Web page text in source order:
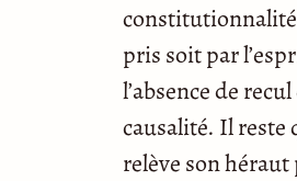
constitutionnalité
pris soit par
l’absence de
causalité. Il reste
relève son